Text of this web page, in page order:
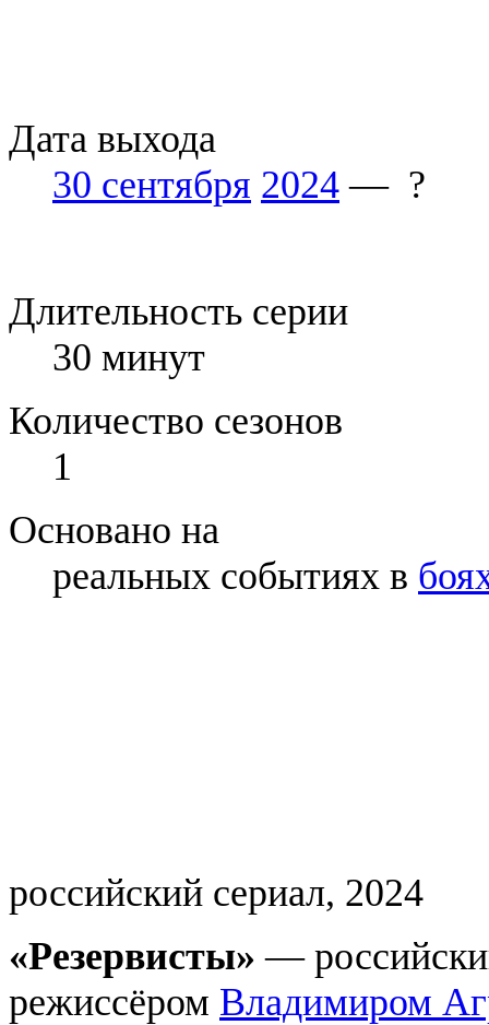
Дата выхода
30 сентября 2024 — ?
Длительность серии
30 минут
Количество сезонов
1
Основано на
реальных событиях в
российский сериал, 2024
«Резервисты» —
режиссёром Владимиром